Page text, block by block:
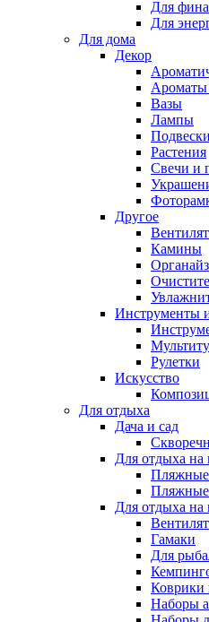
Для
Для
Для дома
Декор
Ароматы
Вазы
Лампы
Подвески
Растения
Свечи и
Другое
Камины
Инструменты
Рулетки
Искусство
Для отдыха
Дача и сад
Для отдыха на
Для отдыха на
Гамаки
Для
Коврики
Наборы